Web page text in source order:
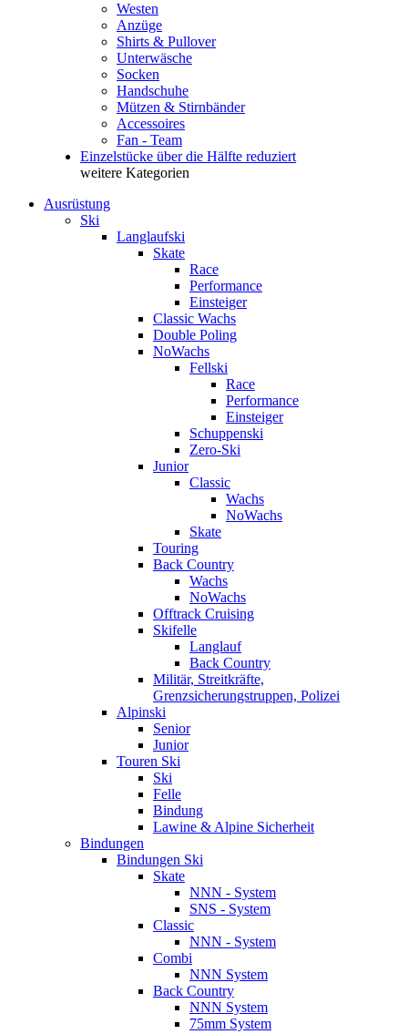
Westen
Anzüge
Shirts & Pullover
Unterwäsche
Socken
Handschuhe
Mützen & Stirnbänder
Accessoires
Fan - Team
Einzelstücke über die Hälfte reduziert
weitere Kategorien
Ausrüstung
Ski
Langlaufski
Skate
Race
Performance
Einsteiger
Classic Wachs
Double Poling
NoWachs
Fellski
Race
Performance
Einsteiger
Schuppenski
Zero-Ski
Junior
Classic
Wachs
NoWachs
Skate
Touring
Back Country
Wachs
NoWachs
Offtrack Cruising
Skifelle
Langlauf
Back Country
Militär, Streitkräfte,
Grenzsicherungstruppen, Polizei
Alpinski
Senior
Junior
Touren Ski
Ski
Felle
Bindung
Lawine & Alpine Sicherheit
Bindungen
Bindungen Ski
Skate
NNN - System
SNS - System
Classic
NNN - System
Combi
NNN System
Back Country
NNN System
75mm System